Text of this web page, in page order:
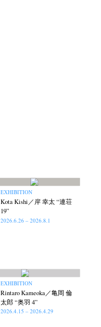
EXHIBITION
Kota Kishi／岸 幸太 “連荘
19”
2026.6.26 – 2026.8.1
EXHIBITION
Rintaro Kameoka／亀岡 倫
太郎 “奥羽 4”
2026.4.15 – 2026.4.29